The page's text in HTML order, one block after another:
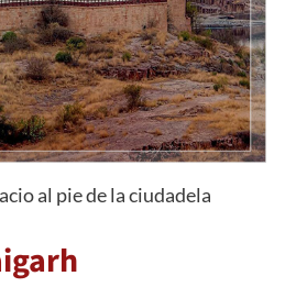
al pie de la ciudadela